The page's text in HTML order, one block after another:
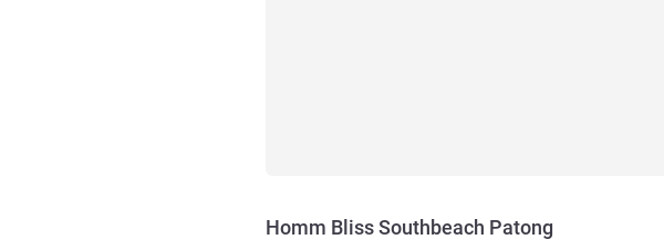
Homm Bliss Southbeach Patong